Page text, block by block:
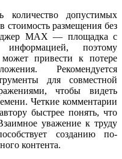
допустимых
стоимость размещения без
MAX — площадка с
поэтому
может привести к потере
Рекомендуется
для совместной
чтобы видеть
Четкие комментарии
быстрее понять, что
уважение к труду
созданию по-
контента.